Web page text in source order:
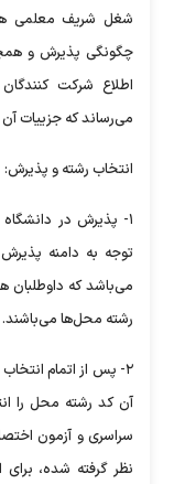
شغل شریف معلمی
چگونگی پذیرش و
اطلاع شرکت
می‌رساند که جزییات
انتخاب رشته و پذیرش:
۱- پذیرش در
توجه به دامنه
می‌باشد که داوطلبان
رشته محل‌ها می‌باشند.
۲- پس از اتمام
آن کد رشته محل را
سراسری و آزمون
نظر گرفته شده،